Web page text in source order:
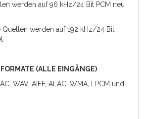
werden auf 96 kHz/24 Bit PCM neu
Quellen werden auf 192 kHz/24 Bit
(ALLE EINGÄNGE)
WAV, AIFF, ALAC, WMA, LPCM und